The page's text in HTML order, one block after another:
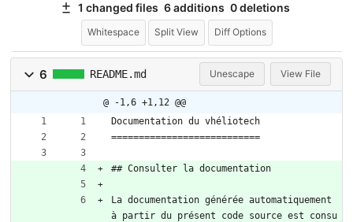
1 changed files 6 additions 0 deletions
Whitespace Split View Diff Options
6 README.md Unescape View File
@ -1,6 +1,12 @@
Documentation du vhéliotech
===========================
## Consulter la documentation
La documentation générée automatiquement
à partir du présent code source est consu